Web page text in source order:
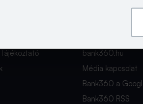
Feltételek
+36 1 817 0103
bank360.hu
Média kapcsolat
Bank360 a
Bank360 RSS